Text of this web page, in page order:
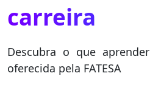
carreira
Descubra o que
oferecida pela FATESA